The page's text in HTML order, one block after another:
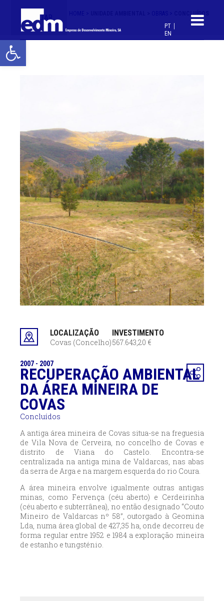
Open toolbar
PT
EN
< VOLTAR CONCLUÍDOS
LOCALIZAÇÃO
Covas (Concelho)
INVESTIMENTO
567.643,20 €
2007 - 2007
RECUPERAÇÃO AMBIENTAL
DA ÁREA MINEIRA DE
COVAS
Concluídos
A antiga área mineira de Covas situa-se na freguesia
de Vila Nova de Cerveira, no concelho de Covas e
distrito de Viana do Castelo. Encontra-se
centralizada na antiga mina de Valdarcas, nas abas
da serra de Arga e na margem esquerda do rio Coura.
A área mineira envolve igualmente outras antigas
minas, como Fervença (céu aberto) e Cerdeirinha
(céu aberto e subterrânea), no então designado “Couto
Mineiro de Valdarcas nº 58”, outorgado à Geomina
Lda, numa área global de 427,35 ha, onde decorreu de
forma regular entre 1952 e 1984 a exploração mineira
de estanho e tungsténio.